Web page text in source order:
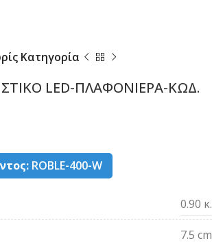
Κατηγορία
LED-ΠΛΑΦΟΝΙΕΡΑ-ΚΩΔ.
ROBLE-400-W
0.90 κ.
7.5 cm